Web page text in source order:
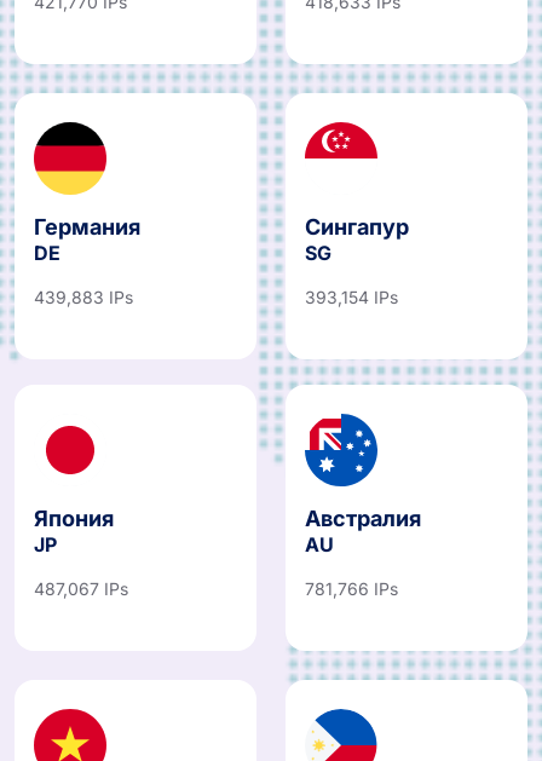
421,770 IPs 418,633 IPs
Германия
DE
439,883 IPs
Сингапур
SG
393,154 IPs
Япония
JP
487,067 IPs
Австралия
AU
781,766 IPs